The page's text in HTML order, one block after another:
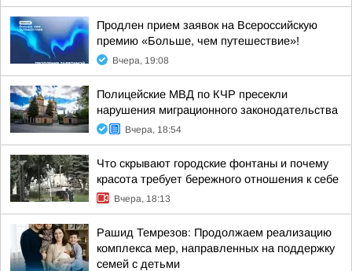
Продлен прием заявок на Всероссийскую
премию «Больше, чем путешествие»!
Вчера, 19:08
Полицейские МВД по КЧР пресекли
нарушения миграционного законодательства
Вчера, 18:54
Что скрывают городские фонтаны и почему
красота требует бережного отношения к себе
Вчера, 18:13
Рашид Темрезов: Продолжаем реализацию
комплекса мер, направленных на поддержку
семей с детьми